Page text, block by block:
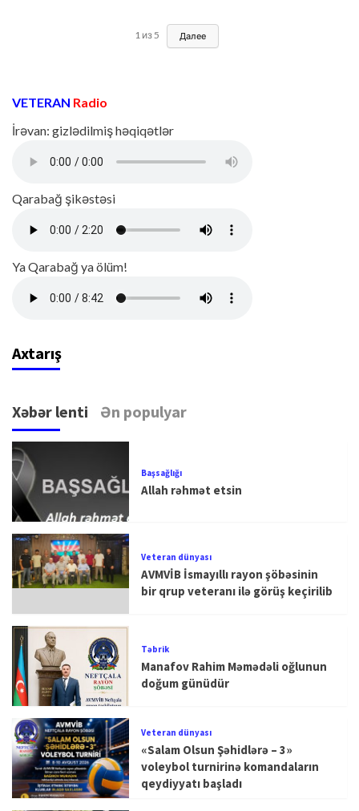
1 из5 Далее
VETERAN Radio
İrəvan: gizlədilmiş həqiqətlər
Qarabağ şikəstəsi
Ya Qarabağ ya ölüm!
Axtarış
Xəbər lenti Ən populyar
Başsağlığı
Allah rəhmət etsin
Veteran dünyası
AVMVİB İsmayıllı rayon şöbəsinin
bir qrup veteranı ilə görüş keçirilib
Təbrik
Manafov Rahim Məmədəli oğlunun
doğum günüdür
Veteran dünyası
«Salam Olsun Şəhidlərə – 3»
voleybol turnirinə komandaların
qeydiyyatı başladı